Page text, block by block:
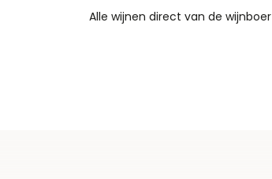
Alle wijnen direct van de wijnboer